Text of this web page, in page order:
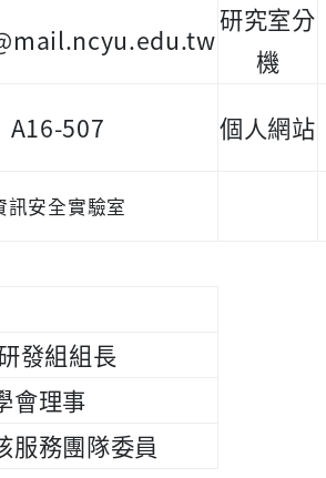
研究室分
機
A16-507 個人網站
訊安全實驗室
發組組長
會理事
服務團隊委員